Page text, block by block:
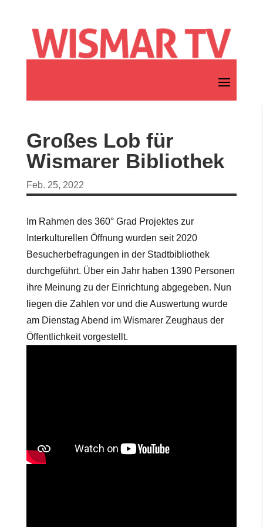
Großes Lob für
Wismarer Bibliothek
Feb. 25, 2022
Im Rahmen des 360° Grad Projektes zur
Interkulturellen Öffnung wurden seit 2020
Besucherbefragungen in der Stadtbibliothek
durchgeführt. Über ein Jahr haben 1390 Personen
ihre Meinung zu der Einrichtung abgegeben. Nun
liegen die Zahlen vor und die Auswertung wurde
am Dienstag Abend im Wismarer Zeughaus der
Öffentlichkeit vorgestellt.